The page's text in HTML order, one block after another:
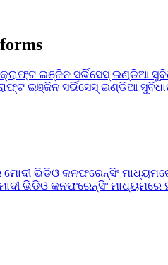
ଇଞ୍ଜିନ ସର୍ଭିସେସ୍ ଇଣ୍ଡିଆ
ଭିଡିଓ କନଫରେନ୍ସିଂ